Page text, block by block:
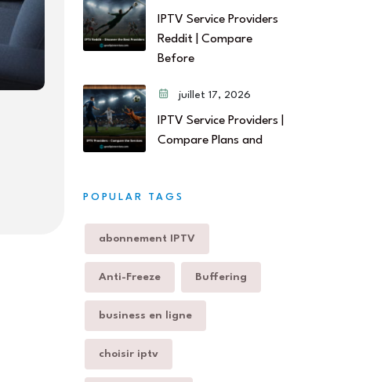
IPTV Service Providers
Reddit | Compare
Before
juillet 17, 2026
IPTV Service Providers |
Compare Plans and
POPULAR TAGS
abonnement IPTV
Anti-Freeze Buffering
business en ligne
choisir iptv